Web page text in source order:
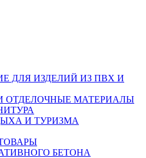
ДЛЯ ИЗДЕЛИЙ ИЗ ПВХ И
ОТДЕЛОЧНЫЕ МАТЕРИАЛЫ
И ТУРИЗМА
БЕТОНА